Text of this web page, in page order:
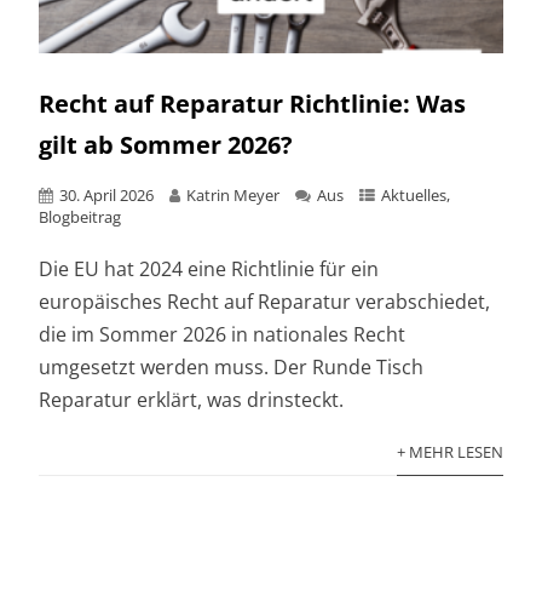
Recht auf Reparatur Richtlinie: Was
gilt ab Sommer 2026?
30. April 2026 Katrin Meyer Aus Aktuelles,
Blogbeitrag
Die EU hat 2024 eine Richtlinie für ein
europäisches Recht auf Reparatur verabschiedet,
die im Sommer 2026 in nationales Recht
umgesetzt werden muss. Der Runde Tisch
Reparatur erklärt, was drinsteckt.
+ MEHR LESEN